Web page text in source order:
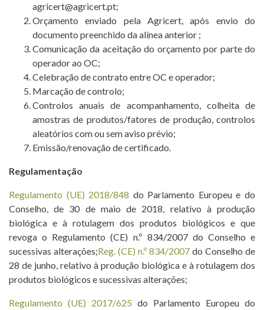
agricert@agricert.pt;
Orçamento enviado pela Agricert, após envio do
documento preenchido da alínea anterior ;
Comunicação da aceitação do orçamento por parte do
operador ao OC;
Celebração de contrato entre OC e operador;
Marcação de controlo;
Controlos anuais de acompanhamento, colheita de
amostras de produtos/fatores de produção, controlos
aleatórios com ou sem aviso prévio;
Emissão/renovação de certificado.
Regulamentação
Regulamento (UE) 2018/848 do Parlamento Europeu e do
Conselho, de 30 de maio de 2018, relativo à produção
biológica e à rotulagem dos produtos biológicos e que
revoga o Regulamento (CE) n.º 834/2007 do Conselho e
sucessivas alterações;Reg. (CE) n.º 834/2007 do Conselho de
28 de junho, relativo à produção biológica e à rotulagem dos
produtos biológicos e sucessivas alterações;
Regulamento (UE) 2017/625 do Parlamento Europeu do